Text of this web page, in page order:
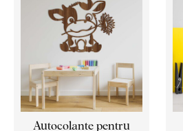
Autocolante pentru